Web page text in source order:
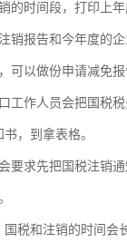
的时间段，打印上
销报告和今年度的
可以做份申请减免
工作人员会把国税
，到拿表格。
要求先把国税注销
税和注销的时间会